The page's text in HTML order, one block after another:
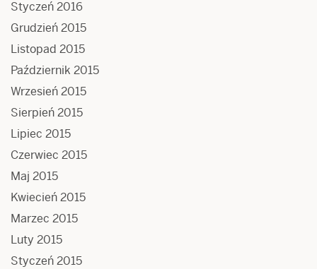
Styczeń 2016
Grudzień 2015
Listopad 2015
Październik 2015
Wrzesień 2015
Sierpień 2015
Lipiec 2015
Czerwiec 2015
Maj 2015
Kwiecień 2015
Marzec 2015
Luty 2015
Styczeń 2015